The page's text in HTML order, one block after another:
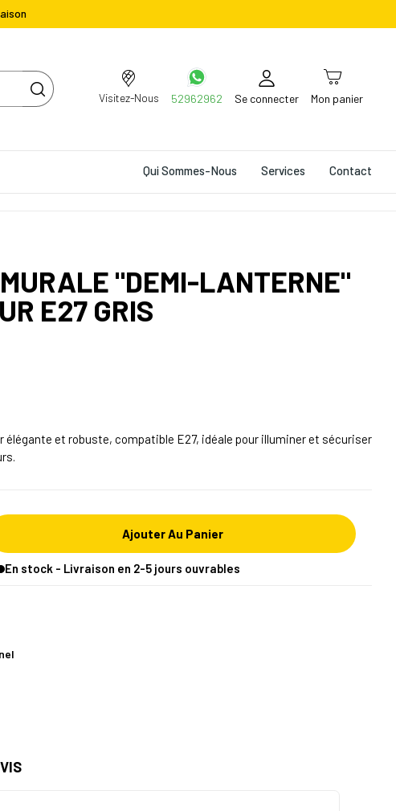
Visitez-Nous 52962962 Se connecter Mon panier
Qui Sommes-Nous Services Contact
"DEMI-LANTERNE"
E27 GRIS
élégante et robuste, compatible E27, idéale pour illuminer et sécuriser
Ajouter Au Panier
En stock - Livraison en 2-5 jours ouvrables